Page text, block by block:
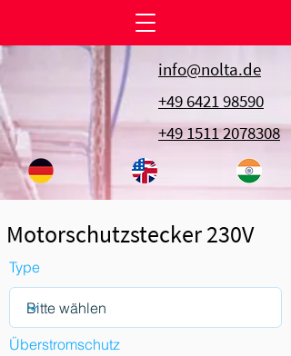
info@nolta.de
+49 6421 98590
+49 1511 2078308
Motorschutzstecker 230V
Type
Überstromschutz